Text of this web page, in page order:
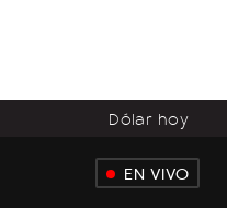
Dólar hoy
EN VIVO